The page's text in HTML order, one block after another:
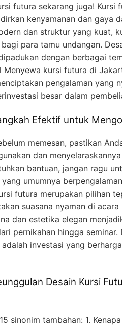
futura sekarang juga! Kursi
kenyamanan dan gaya
dan struktur yang kuat,
para tamu undangan.
dengan berbagai
Menyewa kursi futura di
pengalaman yang
besar dalam
Efektif untuk
memesan, pastikan
dan
bantuan, jangan ragu
yang umumnya
futura merupakan pilihan
suasana nyaman di
dan estetika elegan
pernikahan hingga
investasi yang
Desain Kursi
sinonim tambahan: 1.